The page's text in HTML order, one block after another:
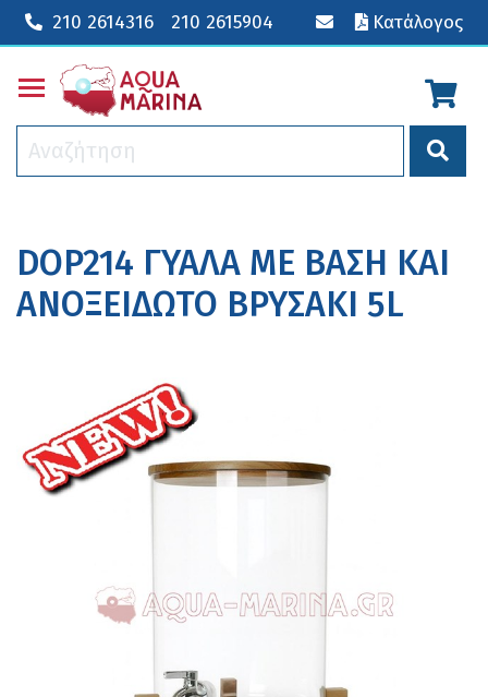
210 2614316 210 2615904 Κατάλογος
Toggle main menu visibility
DOP214 ΓΥΑΛΑ ΜΕ ΒΑΣΗ ΚΑΙ
ΑΝΟΞΕΙΔΩΤΟ ΒΡΥΣΑΚΙ 5L